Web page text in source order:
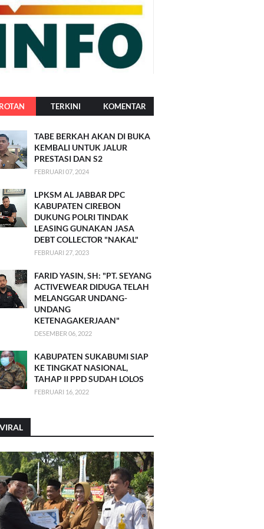
TERKINI KOMENTAR
TABE BERKAH AKAN DI BUKA
KEMBALI UNTUK JALUR
PRESTASI DAN S2
FEBRUARI 07, 2024
LPKSM AL JABBAR DPC
KABUPATEN CIREBON
DUKUNG POLRI TINDAK
LEASING GUNAKAN JASA
DEBT COLLECTOR "NAKAL"
FEBRUARI 27, 2023
FARID YASIN, SH: "PT. SEYANG
ACTIVEWEAR DIDUGA TELAH
MELANGGAR UNDANG-
UNDANG
KETENAGAKERJAAN"
DESEMBER 06, 2022
KABUPATEN SUKABUMI SIAP
KE TINGKAT NASIONAL,
TAHAP II PPD SUDAH LOLOS
FEBRUARI 16, 2022